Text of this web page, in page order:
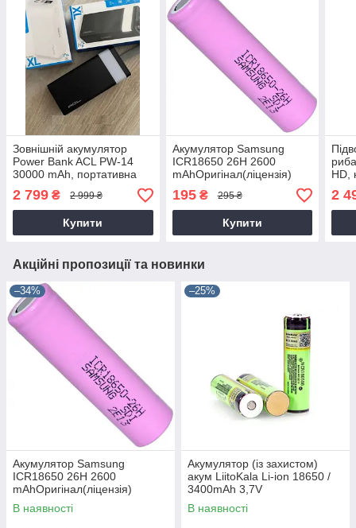
Зовнішній акумулятор
Power Bank ACL PW-14
30000 mAh, портативна
батарея з ліхтариком і
кабелями
2 799 ₴ 2 999 ₴
Купити
Акумулятор Samsung
ICR18650 26H 2600
mAhОригінал(ліцензія)
195₴ 295 ₴
Купити
HD,
IP68
2
Акційні пропозиції та новинки
–34%
Акумулятор Samsung
ICR18650 26H 2600
mAhОригінал(ліцензія)
В наявності
–25%
Акумулятор (із захистом)
акум LiitoKala Li-ion 18650 /
3400mAh 3,7V
В наявності